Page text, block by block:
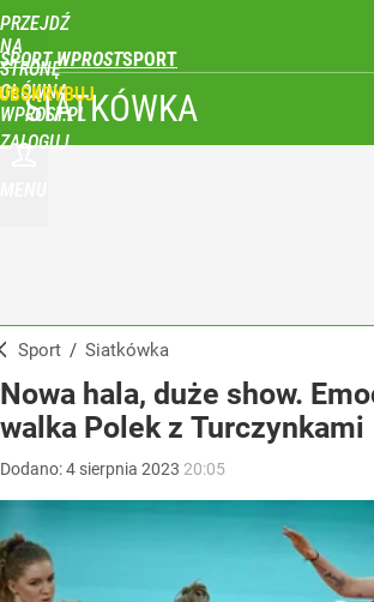
PRZEJDŹ
NA
STRONĘ
GŁÓWNĄ
WPROST.PL
SPORT WPROST
ZALOGUJ
SIATKÓWKA
Sport / Siatkówka
Nowa hala, duże show.
walka Polek z Turczynkami
Dodano:4 sierpnia 2023 20:05